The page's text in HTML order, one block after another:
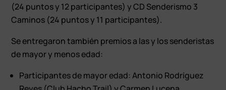
(24 puntos y 12 participantes) y CD Senderismo 3
Caminos (24 puntos y 11 participantes).
Se entregaron también premios a las y los senderistas
de mayor y menos edad:
Participantes de mayor edad: Antonio Rodríguez